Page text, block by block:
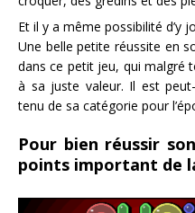
Et il y a même possibilité d’y
Une belle petite réussite en
dans ce petit jeu, qui malgré
à sa juste valeur. Il est
tenu de sa catégorie pour
Pour bien réussir
points important de